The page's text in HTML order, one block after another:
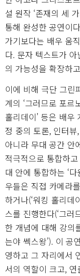
설 원작 ‘존재의 세
통해 완성한 공연이
가기보다는 배우 움
다. 문자 텍스트가
의 가능성을 확장하
이에 비해 극단 그린
계의 ‘그러므로 포르
홀리데이’ 등은 배
정 중의 토론, 인터
아니라 무대 공간 안
적극적으로 통합하
대 안에 통합하는 ‘
우들은 직접 카메라
하거나(‘워킹 홀리데
스를 진행한다(‘그러
한 개념에 대해 강의
는야 쎅스왕’). 이 공
영하고 그 자리에서
서의 역할이 크고,